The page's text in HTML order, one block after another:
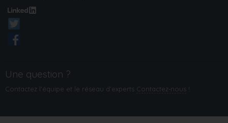
Une question ?
Contactez l'équipe et le réseau d’experts Contactez‑nous !